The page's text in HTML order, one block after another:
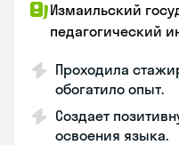
Измаильский
педагогический
Проходила
обогатило опыт.
Создает
освоения языка.